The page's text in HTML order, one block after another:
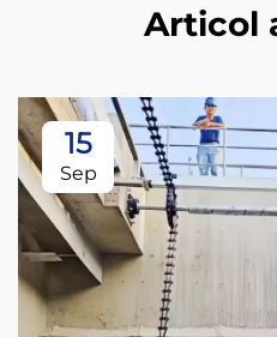
Articol
15
Sep